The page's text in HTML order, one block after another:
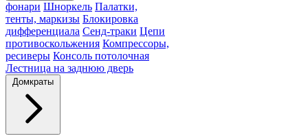
фонари Шноркель Палатки,
тенты, маркизы Блокировка
дифференциала Сенд-траки Цепи
противоскольжения Компрессоры,
ресиверы Консоль потолочная
Лестница на заднюю дверь
Домкраты